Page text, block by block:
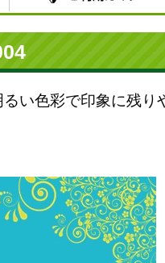
い色彩で印象に残り